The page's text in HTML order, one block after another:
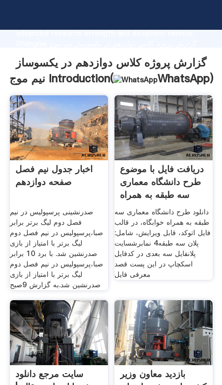
advanced research strength and excellent service,
customers.
گزارش پروژه کلاس دوازدهم در یکسوساز
نیم موج Introduction(
WhatsApp)
اخبار جدول نیم فصل
صفحه دوازدهم
صدرنشینی پرسپولیس در نیم
فصل دوم لیگ برتر برابر
صبا،پرسپولیس در نیم فصل دوم
لیگ برتر با امتیاز از بازی
صدرنشین شد. با برد 10 برابر
صبا،پرسپولیس در نیم فصل دوم
لیگ برتر با امتیاز از بازی
صدرنشین شد.به گزارش 9صبح
دریافت فایل با موضوع
طرح دانشگاه معماری
سه طبقه به همراه
دانلود طرح دانشگاه معماری سه
طبقه به همراه خوابگاه، در قالب
فایل اتوکد، قابل ویرایش، شامل:
پلان سه طبقه4 نمابرشسایت
پلانفایل سه بعدی در کدفایل
اسکچاپ در این پست قصد
معرفی فایل
سایت مرجع دانلود
بازدید معاون وزیر